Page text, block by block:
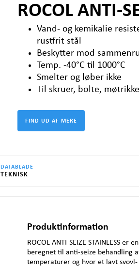
ROCOL ANTI-
Vand- og kemikalie
rustfrit stål
Beskytter mod
Temp. -40°C til 1000°C
Smelter og løber ikke
Til skruer, bolte,
DATABLADE
TEKNISK
Produktinformation
ROCOL ANTI-SEIZE STAINLESS er
beregnet til anti-seize behandling
temperaturer og hvor et lavt